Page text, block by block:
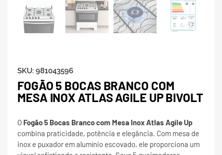
SKU: 981043596
FOGÃO 5 BOCAS BRANCO COM
MESA INOX ATLAS AGILE UP BIVOLT
O Fogão 5 Bocas Branco com Mesa Inox Atlas Agile Up
combina praticidade, potência e elegância. Com mesa de
inox e puxador em alumínio escovado, ele proporciona um